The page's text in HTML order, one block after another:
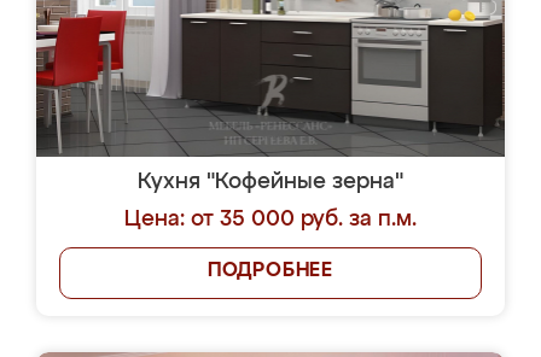
Кухня "Кофейные зерна"
Цена: от 35 000 руб. за п.м.
ПОДРОБНЕЕ